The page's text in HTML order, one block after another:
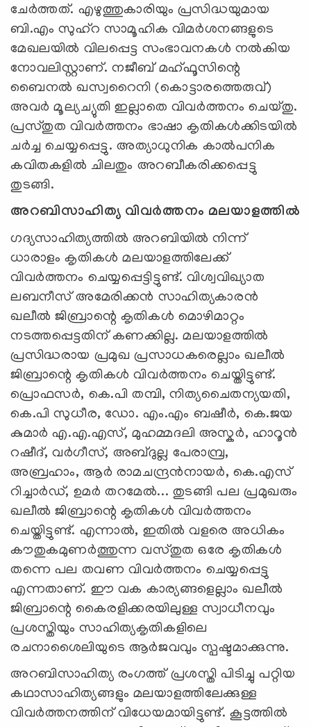
ചേർത്തത്. എഴുത്തുകാരിയും പ്രസിദ്ധയുമായ
ബി.എം സുഹ്റ സാമൂഹിക വിമർശനങ്ങളുടെ
മേഖലയിൽ വിലപ്പെട്ട സംഭാവനകൾ നൽകിയ
നോവലിസ്റ്റാണ്. നജീബ് മഹ്ഫൂസിന്റെ
ബൈനൽ ഖസ്വറൈനി (കൊട്ടാരത്തെരുവ്)
അവർ മൂല്യച്യുതി ഇല്ലാതെ വിവർത്തനം ചെയ്തു.
പ്രസ്തുത വിവർത്തനം ഭാഷാ കൃതികൾക്കിടയിൽ
ചർച്ച ചെയ്യപ്പെട്ടു. അത്യാധുനിക കാൽപനിക
കവിതകളിൽ ചിലതും അറബീകരിക്കപ്പെട്ടു
തുടങ്ങി.
അറബിസാഹിത്യ വിവർത്തനം മലയാളത്തിൽ
ഗദ്യസാഹിത്യത്തിൽ അറബിയിൽ നിന്ന്
ധാരാളം കൃതികൾ മലയാളത്തിലേക്ക്
വിവർത്തനം ചെയ്യപ്പെട്ടിട്ടുണ്ട്. വിശ്വവിഖ്യാത
ലബനീസ് അമേരിക്കൻ സാഹിത്യകാരൻ
ഖലീൽ ജിബ്രാന്റെ കൃതികൾ മൊഴിമാറ്റം
നടത്തപ്പെട്ടതിന് കണക്കില്ല. മലയാളത്തിൽ
പ്രസിദ്ധരായ പ്രമുഖ പ്രസാധകരെല്ലാം ഖലീൽ
ജിബ്രാന്റെ കൃതികൾ വിവർത്തനം ചെയ്തിട്ടുണ്ട്.
പ്രൊഫസർ, കെ.പി തമ്പി, നിത്യചൈതന്യയതി,
കെ.പി സുധീര, ഡോ. എം.എം ബഷീർ, കെ.ജയ
കുമാർ എ.എ.എസ്, മുഹമ്മദലി അസ്കർ, ഹാറൂൻ
റഷീദ്, വർഗീസ്, അബ്ദുല്ല പേരാമ്പ്ര,
അബ്രഹാം, ആർ രാമചന്ദ്രൻനായർ, കെ.എസ്
റിച്ചാർഡ്, ഉമർ തറമേൽ... തുടങ്ങി പല പ്രമുഖരും
ഖലീൽ ജിബ്രാന്റെ കൃതികൾ വിവർത്തനം
ചെയ്തിട്ടുണ്ട്. എന്നാൽ, ഇതിൽ വളരെ അധികം
കൗതുകമുണർത്തുന്ന വസ്തുത ഒരേ കൃതികൾ
തന്നെ പല തവണ വിവർത്തനം ചെയ്യപ്പെട്ടു
എന്നതാണ്. ഈ വക കാര്യങ്ങളെല്ലാം ഖലീൽ
ജിബ്രാന്റെ കൈരളിക്കരയിലുള്ള സ്വാധീനവും
പ്രശസ്തിയും സാഹിത്യകൃതികളിലെ
രചനാശൈലിയുടെ ആർജവവും സ്പഷ്ടമാക്കുന്നു.
അറബിസാഹിത്യ രംഗത്ത് പ്രശസ്തി പിടിച്ചു പറ്റിയ
കഥാസാഹിത്യങ്ങളും മലയാളത്തിലേക്കുള്ള
വിവർത്തനത്തിന് വിധേയമായിട്ടുണ്ട്. കൂട്ടത്തിൽ